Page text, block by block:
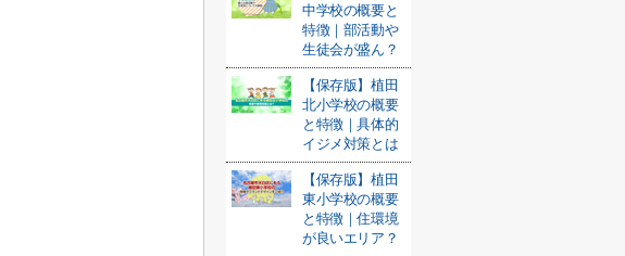
中学校の概要と
特徴｜部活動や
生徒会が盛ん？
【保存版】植田
北小学校の概要
と特徴｜具体的
イジメ対策とは
【保存版】植田
東小学校の概要
と特徴｜住環境
が良いエリア？